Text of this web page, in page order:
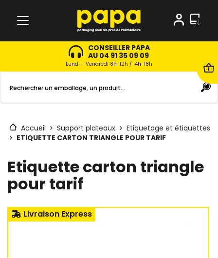
CONSEILLER PAPA
AU 04 91 35 09 09
Lundi - Vendredi 8h-12h / 14h-18h
Accueil Support plateaux
Etiquetage et étiquettes
ETIQUETTE CARTON TRIANGLE POUR TARIF
Etiquette carton triangle
pour tarif
Livraison Express